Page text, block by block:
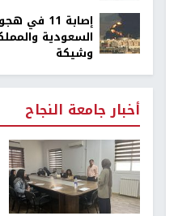
إصابة 11
السعودية
وشيكة
أخبار جامعة النجاح